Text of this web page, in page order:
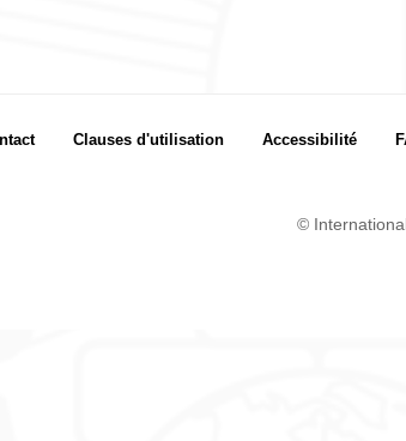
Clauses d'utilisation Accessibilité
©